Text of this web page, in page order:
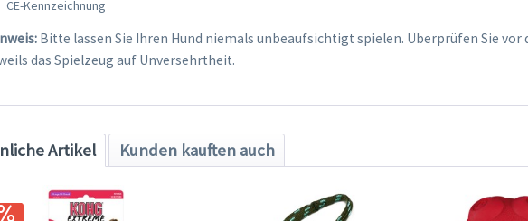
CE-Kennzeichnung
Bitte lassen Sie Ihren Hund niemals unbeaufsichtigt spielen. Überprüfen Sie vor
das Spielzeug auf Unversehrtheit.
Artikel Kunden kauften auch